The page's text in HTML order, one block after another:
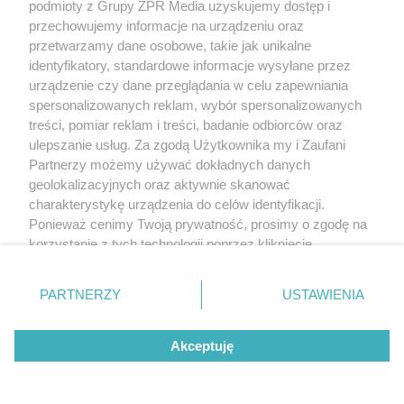
Chcą w ten sposób walczyć z intens…
podmioty z Grupy ZPR Media uzyskujemy dostęp i
przechowujemy informacje na urządzeniu oraz
przetwarzamy dane osobowe, takie jak unikalne
identyfikatory, standardowe informacje wysyłane przez
urządzenie czy dane przeglądania w celu zapewniania
spersonalizowanych reklam, wybór spersonalizowanych
treści, pomiar reklam i treści, badanie odbiorców oraz
ulepszanie usług. Za zgodą Użytkownika my i Zaufani
Partnerzy możemy używać dokładnych danych
geolokalizacyjnych oraz aktywnie skanować
charakterystykę urządzenia do celów identyfikacji.
Ponieważ cenimy Twoją prywatność, prosimy o zgodę na
korzystanie z tych technologii poprzez kliknięcie
zmienić/wycofać klikając przycisk ustawień prywatności
znajdujący się w lewym dolnym rogu strony
rodzaje przetwarzania danych nie wymagają zgody
użytkownika, ale masz prawo sprzeciwić się takiemu
przetwarzaniu. Preferencje będą miały zastosowanie tylko
PARTNERZY USTAWIENIA
Akceptuję